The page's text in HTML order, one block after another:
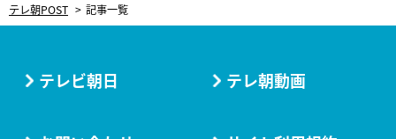
テレ朝POST 記事一覧
テレビ朝日 テレ朝動画